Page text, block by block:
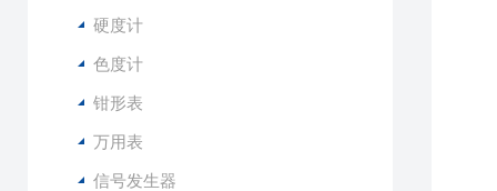
硬度计
色度计
钳形表
万用表
信号发生器